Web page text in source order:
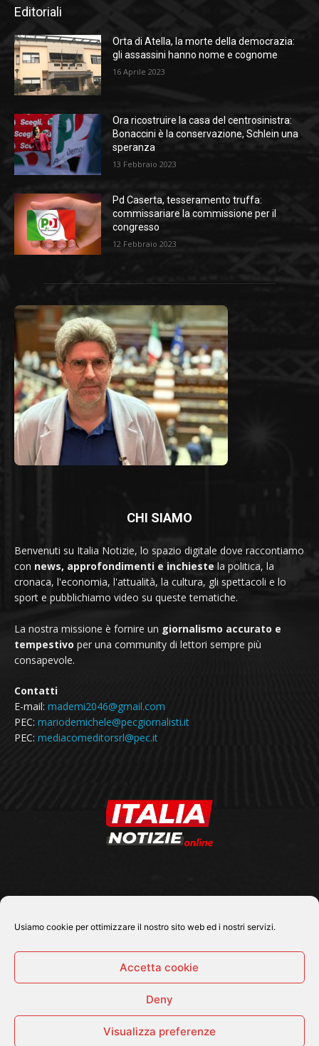
Usiamo cookie per ottimizzare il nostro sito web ed i nostri servizi.
Accetta cookie
Deny
Visualizza preferenze
Editoriali
Orta di Atella, la morte della democrazia:
gli assassini hanno nome e cognome
16 Aprile 2023
Ora ricostruire la casa del centrosinistra:
Bonaccini è la conservazione, Schlein una
speranza
13 Febbraio 2023
Pd Caserta, tesseramento truffa:
commissariare la commissione per il
congresso
12 Febbraio 2023
CHI SIAMO
Benvenuti su Italia Notizie, lo spazio digitale dove raccontiamo
con news, approfondimenti e inchieste la politica, la
cronaca, l'economia, l'attualità, la cultura, gli spettacoli e lo
sport e pubblichiamo video su queste tematiche.
La nostra missione è fornire un giornalismo accurato e
tempestivo per una community di lettori sempre più
consapevole.
Contatti
E-mail: mademi2046@gmail.com
PEC: mariodemichele@pecgiornalisti.it
PEC: mediacomeditorsrl@pec.it
SEGUICI SU
© 2026 Tutti i diritti riservati - Italia Notizie .online |
Cronaca Economia